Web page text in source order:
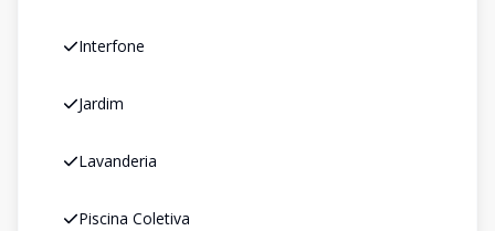
Interfone
Jardim
Lavanderia
Piscina Coletiva